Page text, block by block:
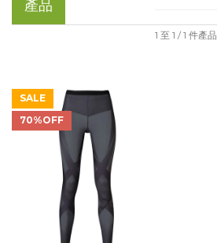
產品
1 至 1 / 1 件產品
SALE
70%OFF